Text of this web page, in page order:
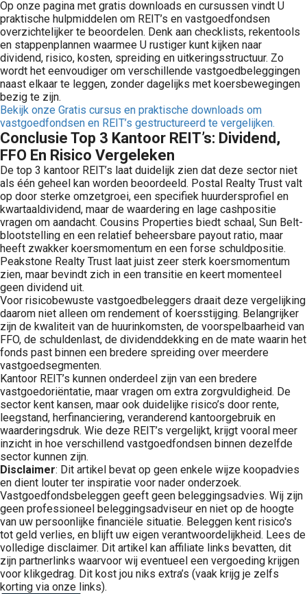
Op onze pagina met gratis downloads en cursussen vindt U
praktische hulpmiddelen om REIT’s en vastgoedfondsen
overzichtelijker te beoordelen. Denk aan checklists, rekentools
en stappenplannen waarmee U rustiger kunt kijken naar
dividend, risico, kosten, spreiding en uitkeringsstructuur. Zo
wordt het eenvoudiger om verschillende vastgoedbeleggingen
naast elkaar te leggen, zonder dagelijks met koersbewegingen
bezig te zijn.
Bekijk onze Gratis cursus en praktische downloads om
vastgoedfondsen en REIT’s gestructureerd te vergelijken.
Conclusie Top 3 Kantoor REIT’s: Dividend,
FFO En Risico Vergeleken
De top 3 kantoor REIT’s laat duidelijk zien dat deze sector niet
als één geheel kan worden beoordeeld. Postal Realty Trust valt
op door sterke omzetgroei, een specifiek huurdersprofiel en
kwartaaldividend, maar de waardering en lage cashpositie
vragen om aandacht. Cousins Properties biedt schaal, Sun Belt-
blootstelling en een relatief beheersbare payout ratio, maar
heeft zwakker koersmomentum en een forse schuldpositie.
Peakstone Realty Trust laat juist zeer sterk koersmomentum
zien, maar bevindt zich in een transitie en keert momenteel
geen dividend uit.
Voor risicobewuste vastgoedbeleggers draait deze vergelijking
daarom niet alleen om rendement of koersstijging. Belangrijker
zijn de kwaliteit van de huurinkomsten, de voorspelbaarheid van
FFO, de schuldenlast, de dividenddekking en de mate waarin het
fonds past binnen een bredere spreiding over meerdere
vastgoedsegmenten.
Kantoor REIT’s kunnen onderdeel zijn van een bredere
vastgoedoriëntatie, maar vragen om extra zorgvuldigheid. De
sector kent kansen, maar ook duidelijke risico’s door rente,
leegstand, herfinanciering, veranderend kantoorgebruik en
waarderingsdruk. Wie deze REIT’s vergelijkt, krijgt vooral meer
inzicht in hoe verschillend vastgoedfondsen binnen dezelfde
sector kunnen zijn.
Disclaimer: Dit artikel bevat op geen enkele wijze koopadvies
en dient louter ter inspiratie voor nader onderzoek.
Vastgoedfondsbeleggen geeft geen beleggingsadvies. Wij zijn
geen professioneel beleggingsadviseur en niet op de hoogte
van uw persoonlijke financiële situatie. Beleggen kent risico's
tot geld verlies, en blijft uw eigen verantwoordelijkheid. Lees de
volledige disclaimer. Dit artikel kan affiliate links bevatten, dit
zijn partnerlinks waarvoor wij eventueel een vergoeding krijgen
voor klikgedrag. Dit kost jou niks extra’s (vaak krijg je zelfs
korting via onze links).